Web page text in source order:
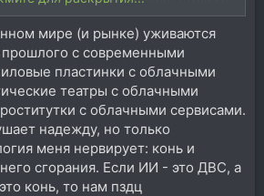
опоры. то есть стандартная
ии может ее сделать, заменив
сможет сделать новую методику
надо, а это ии не дано. в этом и
случаев человек выполняет
операции, которые может с
но 1% на творчество все равно
мире (и рынке) уживаются
с современными
пластинки с облачными
театры с облачными
с облачными сервисами.
надежду, но только
меня нервирует: конь и
сгорания. Если ИИ - это ДВС, а
конь, то нам пздц